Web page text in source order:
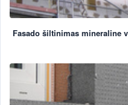
Fasado šiltinimas mineraline